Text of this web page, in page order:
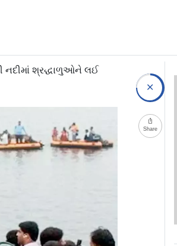
નદીમાં શ્રદ્ધાળુઓને લઈ
Share